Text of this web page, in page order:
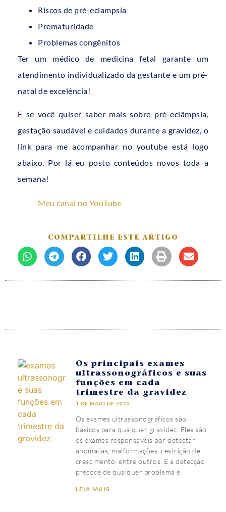
Riscos de pré-eclampsia
Prematuridade
Problemas congênitos
Ter um médico de medicina fetal garante um
atendimento individualizado da gestante e um pré-
natal de excelência!
E se você quiser saber mais sobre pré-eclâmpsia,
gestação saudável e cuidados durante a gravidez, o
link para me acompanhar no youtube está logo
abaixo. Por lá eu posto conteúdos novos toda a
semana!
Meu canal no YouTube
COMPARTILHE ESTE ARTIGO
Os principais exames
ultrassonográficos e suas
funções em cada
trimestre da gravidez
1 DE MAIO DE 2023
Os exames ultrassonográficos são
básicos para qualquer gravidez. Eles são
os exames responsáveis por detectar
anomalias, malformações, restrição de
crescimento, entre outros. E a detecção
precoce de qualquer problema é
LEIA MAIS